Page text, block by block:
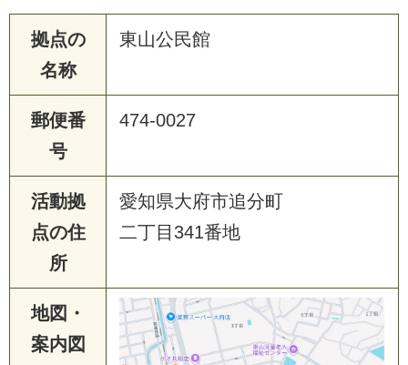
拠点の
名称
東山公民館
郵便番
号
474-0027
活動拠
点の住
所
愛知県大府市追分町
二丁目341番地
地図・
案内図